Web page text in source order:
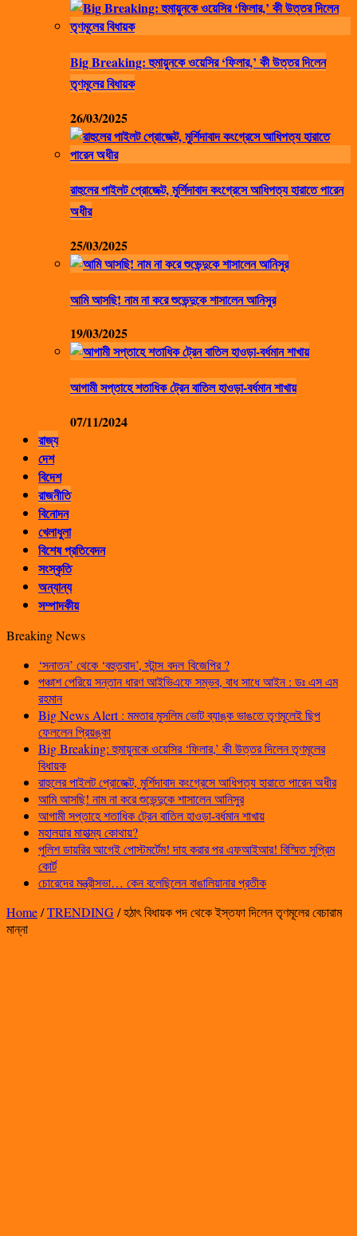
Big Breaking: হুমায়ুনকে ওয়েসির ‘ফিলার,’ কী উত্তর দিলেন
তৃণমূলের বিধায়ক
26/03/2025
রাহুলের পাইলট প্রোজেক্ট, মুর্শিদাবাদ কংগ্রেসে আধিপত্য হারাতে পারেন
অধীর
25/03/2025
আমি আসছি! নাম না করে শুভেন্দুকে শাসালেন আনিসুর
19/03/2025
আগামী সপ্তাহে শতাধিক ট্রেন বাতিল হাওড়া-বর্ধমান শাখায়
07/11/2024
রাজ্য
দেশ
বিদেশ
রাজনীতি
বিনোদন
খেলাধুলা
বিশেষ প্রতিবেদন
সংস্কৃতি
অন্যান্য
সম্পাদকীয়
Breaking News
‘সনাতন’ থেকে ‘বহুতবাদ’, স্টান্স বদল বিজেপির ?
পঞ্চাশ পেরিয়ে সন্তান ধারণ আইভিএফে সম্ভব, বাধ সাধে আইন : ডঃ এস এম
রহমান
Big News Alert : মমতার মুসলিম ভোট ব্যাঙ্ক ভাঙতে তৃণমূলেই ছিপ
ফেললেন প্রিয়ঙ্কা
Big Breaking: হুমায়ুনকে ওয়েসির ‘ফিলার,’ কী উত্তর দিলেন তৃণমূলের
বিধায়ক
রাহুলের পাইলট প্রোজেক্ট, মুর্শিদাবাদ কংগ্রেসে আধিপত্য হারাতে পারেন অধীর
আমি আসছি! নাম না করে শুভেন্দুকে শাসালেন আনিসুর
আগামী সপ্তাহে শতাধিক ট্রেন বাতিল হাওড়া-বর্ধমান শাখায়
মহালয়ার মাহাত্ম্য কোথায়?
পুলিশ ডায়রির আগেই পোস্টমর্টেম! দাহ করার পর এফআইআর! বিস্মিত সুপ্রিম
কোর্ট
চোরেদের মন্ত্রীসভা… কেন বলেছিলেন বাঙালিয়ানার প্রতীক
Home/TRENDING/হঠাৎ বিধায়ক পদ থেকে ইস্তফা দিলেন তৃণমূলের বেচারাম
মান্না